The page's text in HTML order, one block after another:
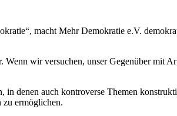
macht Mehr Demokratie e.V.
wir versuchen, unser Gegenüber mit
denen auch kontroverse Themen
zu ermöglichen.